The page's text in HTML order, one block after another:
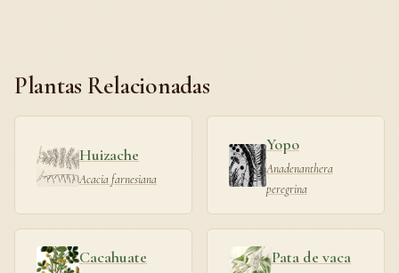
Plantas Relacionadas
Huizache
Acacia farnesiana
Yopo
Anadenanthera
peregrina
Cacahuate Pata de vaca